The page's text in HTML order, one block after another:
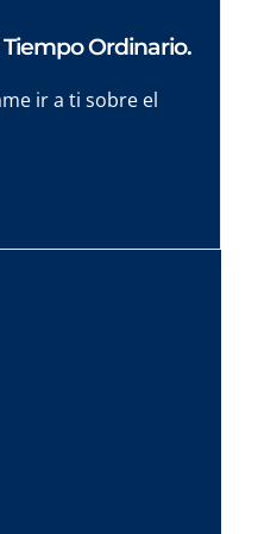
Ordinario.
ir a ti sobre el